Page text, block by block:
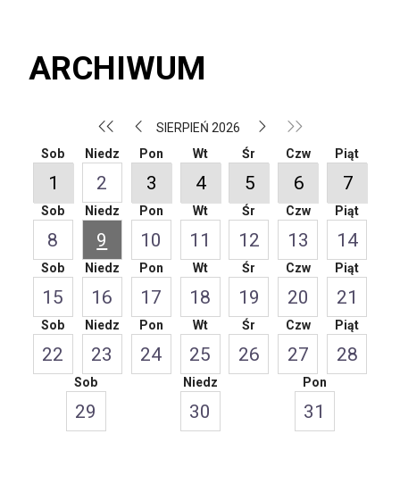
ARCHIWUM
SIERPIEŃ 2026
Sob
1
Niedz
2
Pon
3
Wt
4
Śr
5
Czw
6
Piąt
7
Sob
8
Niedz
9
Pon
10
Wt
11
Śr
12
Czw
13
Piąt
14
Sob
15
Niedz
16
Pon
17
Wt
18
Śr
19
Czw
20
Piąt
21
Sob
22
Niedz
23
Pon
24
Wt
25
Śr
26
Czw
27
Piąt
28
Sob
29
Niedz
30
Pon
31